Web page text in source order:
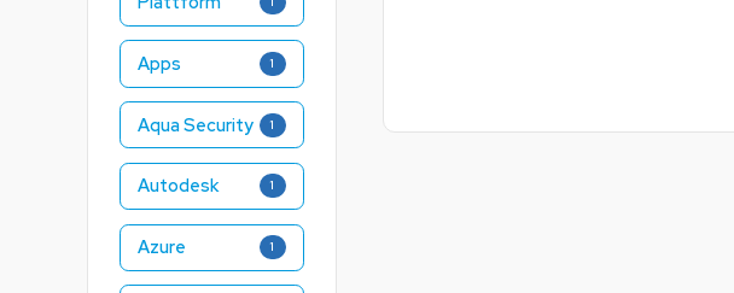
Apps 1
Aqua Security 1
Autodesk 1
Azure 1